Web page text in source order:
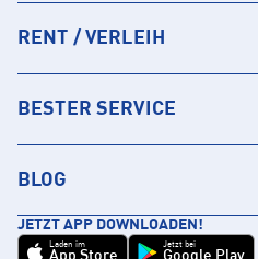
RENT / VERLEIH
BESTER SERVICE
BLOG
JETZT APP DOWNLOADEN!
Laden im
App Store
Jetzt bei
Google Play